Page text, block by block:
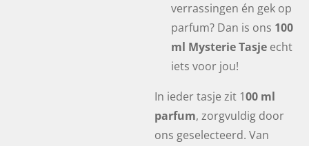
verrassingen én gek op
parfum? Dan is ons 100
ml Mysterie Tasje echt
iets voor jou!
In ieder tasje zit 100 ml
parfum, zorgvuldig door
ons geselecteerd. Van